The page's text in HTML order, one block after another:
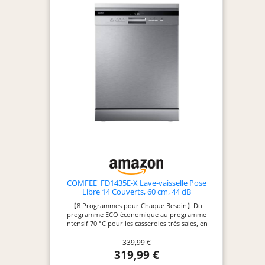
départ différé pour le faire tourner aux heures
qui vous conviennent. DESIGN EPURE ET
CONTROLE A DISTANCE SIMPLIFIE : Ce lave-
vaisselle blanc est doté d'un panneau de
COMFEE' FD1435E-X Lave-vaisselle Pose
Libre 14 Couverts, 60 cm, 44 dB
【8 Programmes pour Chaque Besoin】Du
programme ECO économique au programme
Intensif 70 °C pour les casseroles très sales, en
ajuste automatiquement la température et la
durée en fonction du niveau de saleté détecté.
【Séchage Parfait avec Ouverture Automatique】
339,99 €
319,99 €